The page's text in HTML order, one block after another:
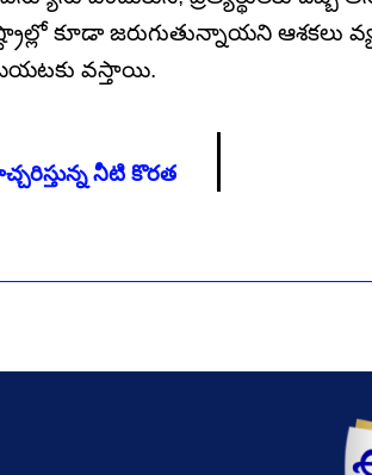
కూడా జరుగుతున్నాయని ఆశకలు
బయటకు వస్తాయి.
నీటి కొరత